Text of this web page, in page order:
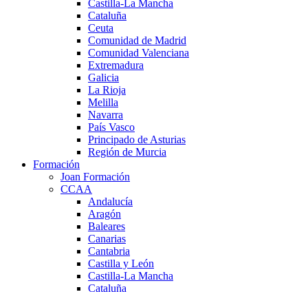
Castilla-La Mancha
Cataluña
Ceuta
Comunidad de Madrid
Comunidad Valenciana
Extremadura
Galicia
La Rioja
Melilla
Navarra
País Vasco
Principado de Asturias
Región de Murcia
Formación
Joan Formación
CCAA
Andalucía
Aragón
Baleares
Canarias
Cantabria
Castilla y León
Castilla-La Mancha
Cataluña